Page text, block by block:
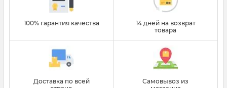
100% гарантия качества
14 дней на возврат
товара
Доставка по всей
Самовывоз из